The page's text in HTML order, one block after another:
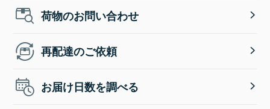
荷物のお問い合わせ
再配達のご依頼
お届け日数を調べる